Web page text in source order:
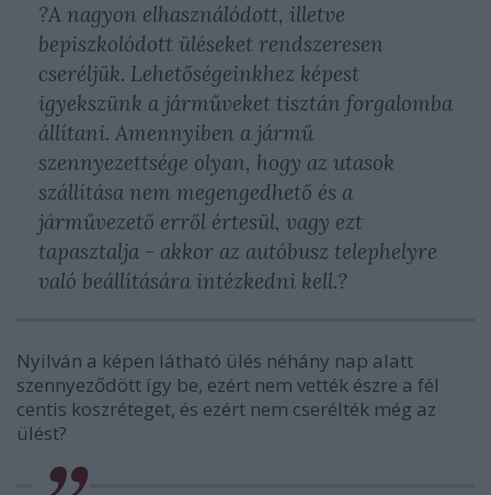
?A nagyon elhasználódott, illetve
bepiszkolódott üléseket rendszeresen
cseréljük. Lehetőségeinkhez képest
igyekszünk a járműveket tisztán forgalomba
állítani. Amennyiben a jármű
szennyezettsége olyan, hogy az utasok
szállítása nem megengedhető és a
járművezető erről értesül, vagy ezt
tapasztalja - akkor az autóbusz telephelyre
való beállítására intézkedni kell.?
Nyilván a képen látható ülés néhány nap alatt
szennyeződött így be, ezért nem vették észre a fél
centis koszréteget, és ezért nem cserélték még az
ülést?